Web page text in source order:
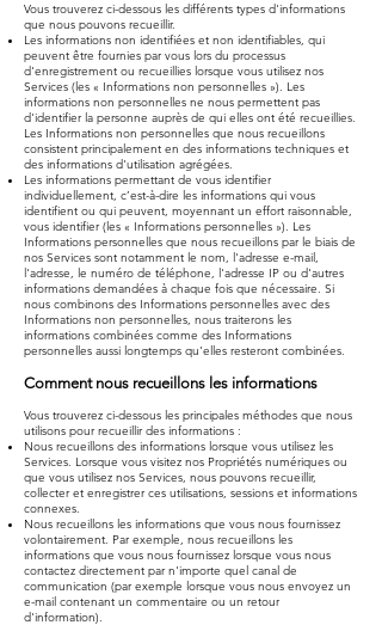
Vous trouverez ci-dessous les différents types d'informations
que nous pouvons recueillir.
Les informations non identifiées et non identifiables, qui
peuvent être fournies par vous lors du processus
d'enregistrement ou recueillies lorsque vous utilisez nos
Services (les « Informations non personnelles »). Les
informations non personnelles ne nous permettent pas
d'identifier la personne auprès de qui elles ont été recueillies.
Les Informations non personnelles que nous recueillons
consistent principalement en des informations techniques et
des informations d'utilisation agrégées.
Les informations permettant de vous identifier
individuellement, c’est-à-dire les informations qui vous
identifient ou qui peuvent, moyennant un effort raisonnable,
vous identifier (les « Informations personnelles »). Les
Informations personnelles que nous recueillons par le biais de
nos Services sont notamment le nom, l'adresse e-mail,
l'adresse, le numéro de téléphone, l'adresse IP ou d'autres
informations demandées à chaque fois que nécessaire. Si
nous combinons des Informations personnelles avec des
Informations non personnelles, nous traiterons les
informations combinées comme des Informations
personnelles aussi longtemps qu'elles resteront combinées.
Comment nous recueillons les informations
Vous trouverez ci-dessous les principales méthodes que nous
utilisons pour recueillir des informations :
Nous recueillons des informations lorsque vous utilisez les
Services. Lorsque vous visitez nos Propriétés numériques ou
que vous utilisez nos Services, nous pouvons recueillir,
collecter et enregistrer ces utilisations, sessions et informations
connexes.
Nous recueillons les informations que vous nous fournissez
volontairement. Par exemple, nous recueillons les
informations que vous nous fournissez lorsque vous nous
contactez directement par n'importe quel canal de
communication (par exemple lorsque vous nous envoyez un
e-mail contenant un commentaire ou un retour
d'information).